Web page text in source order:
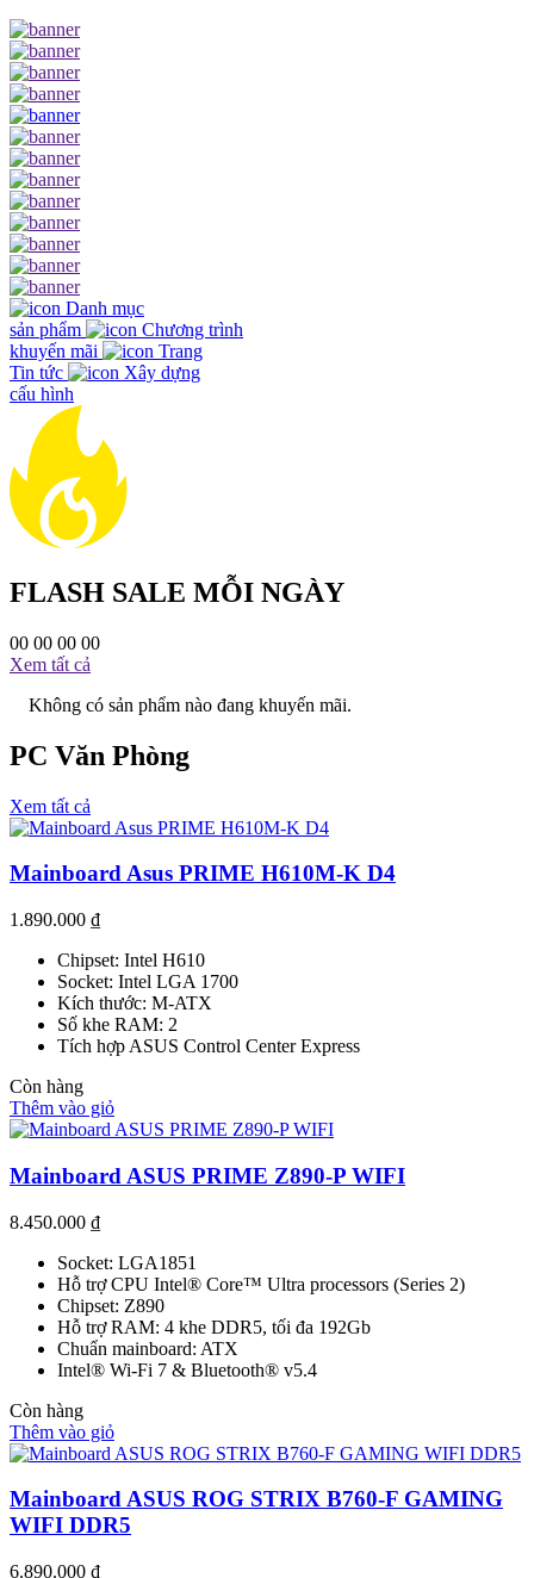
Danh mục
sản phẩm
Chương trình
khuyến mãi
Trang
Tin tức
Xây dựng
cấu hình
FLASH SALE MỖI NGÀY
00 00 00 00
Xem tất cả
Không có sản phẩm nào đang khuyến mãi.
PC Văn Phòng
Xem tất cả
Mainboard Asus PRIME H610M-K D4
1.890.000 ₫
Chipset: Intel H610
Socket: Intel LGA 1700
Kích thước: M-ATX
Số khe RAM: 2
Tích hợp ASUS Control Center Express
Còn hàng
Thêm vào giỏ
Mainboard ASUS PRIME Z890-P WIFI
8.450.000 ₫
Socket: LGA1851
Hỗ trợ CPU Intel® Core™ Ultra processors (Series 2)
Chipset: Z890
Hỗ trợ RAM: 4 khe DDR5, tối đa 192Gb
Chuẩn mainboard: ATX
Intel® Wi-Fi 7 & Bluetooth® v5.4
Còn hàng
Thêm vào giỏ
Mainboard ASUS ROG STRIX B760-F GAMING
WIFI DDR5
6.890.000 ₫